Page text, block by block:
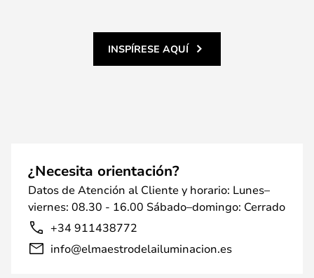
INSPÍRESE AQUÍ
¿Necesita orientación?
Datos de Atención al Cliente y horario: Lunes–
viernes: 08.30 - 16.00 Sábado–domingo: Cerrado
+34 911438772
info@elmaestrodelailuminacion.es